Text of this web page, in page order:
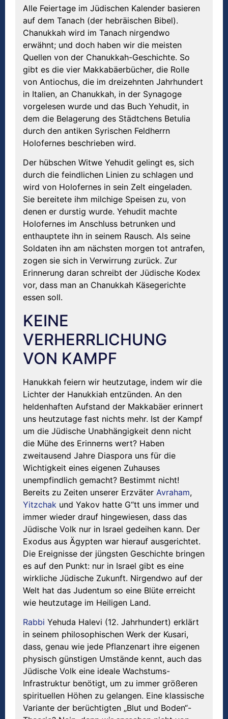
Alle Feiertage im Jüdischen Kalender basieren
auf dem Tanach (der hebräischen Bibel).
Chanukkah wird im Tanach nirgendwo
erwähnt; und doch haben wir die meisten
Quellen von der Chanukkah-Geschichte. So
gibt es die vier Makkabäerbücher, die Rolle
von Antiochus, die im dreizehnten Jahrhundert
in Italien, an Chanukkah, in der Synagoge
vorgelesen wurde und das Buch Yehudit, in
dem die Belagerung des Städtchens Betulia
durch den antiken Syrischen Feldherrn
Holofernes beschrieben wird.
Der hübschen Witwe Yehudit gelingt es, sich
durch die feindlichen Linien zu schlagen und
wird von Holofernes in sein Zelt eingeladen.
Sie bereitete ihm milchige Speisen zu, von
denen er durstig wurde. Yehudit machte
Holofernes im Anschluss betrunken und
enthauptete ihn in seinem Rausch. Als seine
Soldaten ihn am nächsten morgen tot antrafen,
zogen sie sich in Verwirrung zurück. Zur
Erinnerung daran schreibt der Jüdische Kodex
vor, dass man an Chanukkah Käsegerichte
essen soll.
KEINE
VERHERRLICHUNG
VON KAMPF
Hanukkah feiern wir heutzutage, indem wir die
Lichter der Hanukkiah entzünden. An den
heldenhaften Aufstand der Makkabäer erinnert
uns heutzutage fast nichts mehr. Ist der Kampf
um die Jüdische Unabhängigkeit denn nicht
die Mühe des Erinnerns wert? Haben
zweitausend Jahre Diaspora uns für die
Wichtigkeit eines eigenen Zuhauses
unempfindlich gemacht? Bestimmt nicht!
Bereits zu Zeiten unserer Erzväter Avraham,
Yitzchak und Yakov hatte G“tt uns immer und
immer wieder drauf hingewiesen, dass das
Jüdische Volk nur in Israel gedeihen kann. Der
Exodus aus Ägypten war hierauf ausgerichtet.
Die Ereignisse der jüngsten Geschichte bringen
es auf den Punkt: nur in Israel gibt es eine
wirkliche Jüdische Zukunft. Nirgendwo auf der
Welt hat das Judentum so eine Blüte erreicht
wie heutzutage im Heiligen Land.
Rabbi Yehuda Halevi (12. Jahrhundert) erklärt
in seinem philosophischen Werk der Kusari,
dass, genau wie jede Pflanzenart ihre eigenen
physisch günstigen Umstände kennt, auch das
Jüdische Volk eine ideale Wachstums-
Infrastruktur benötigt, um zu immer größeren
spirituellen Höhen zu gelangen. Eine klassische
Variante der berüchtigten „Blut und Boden“-